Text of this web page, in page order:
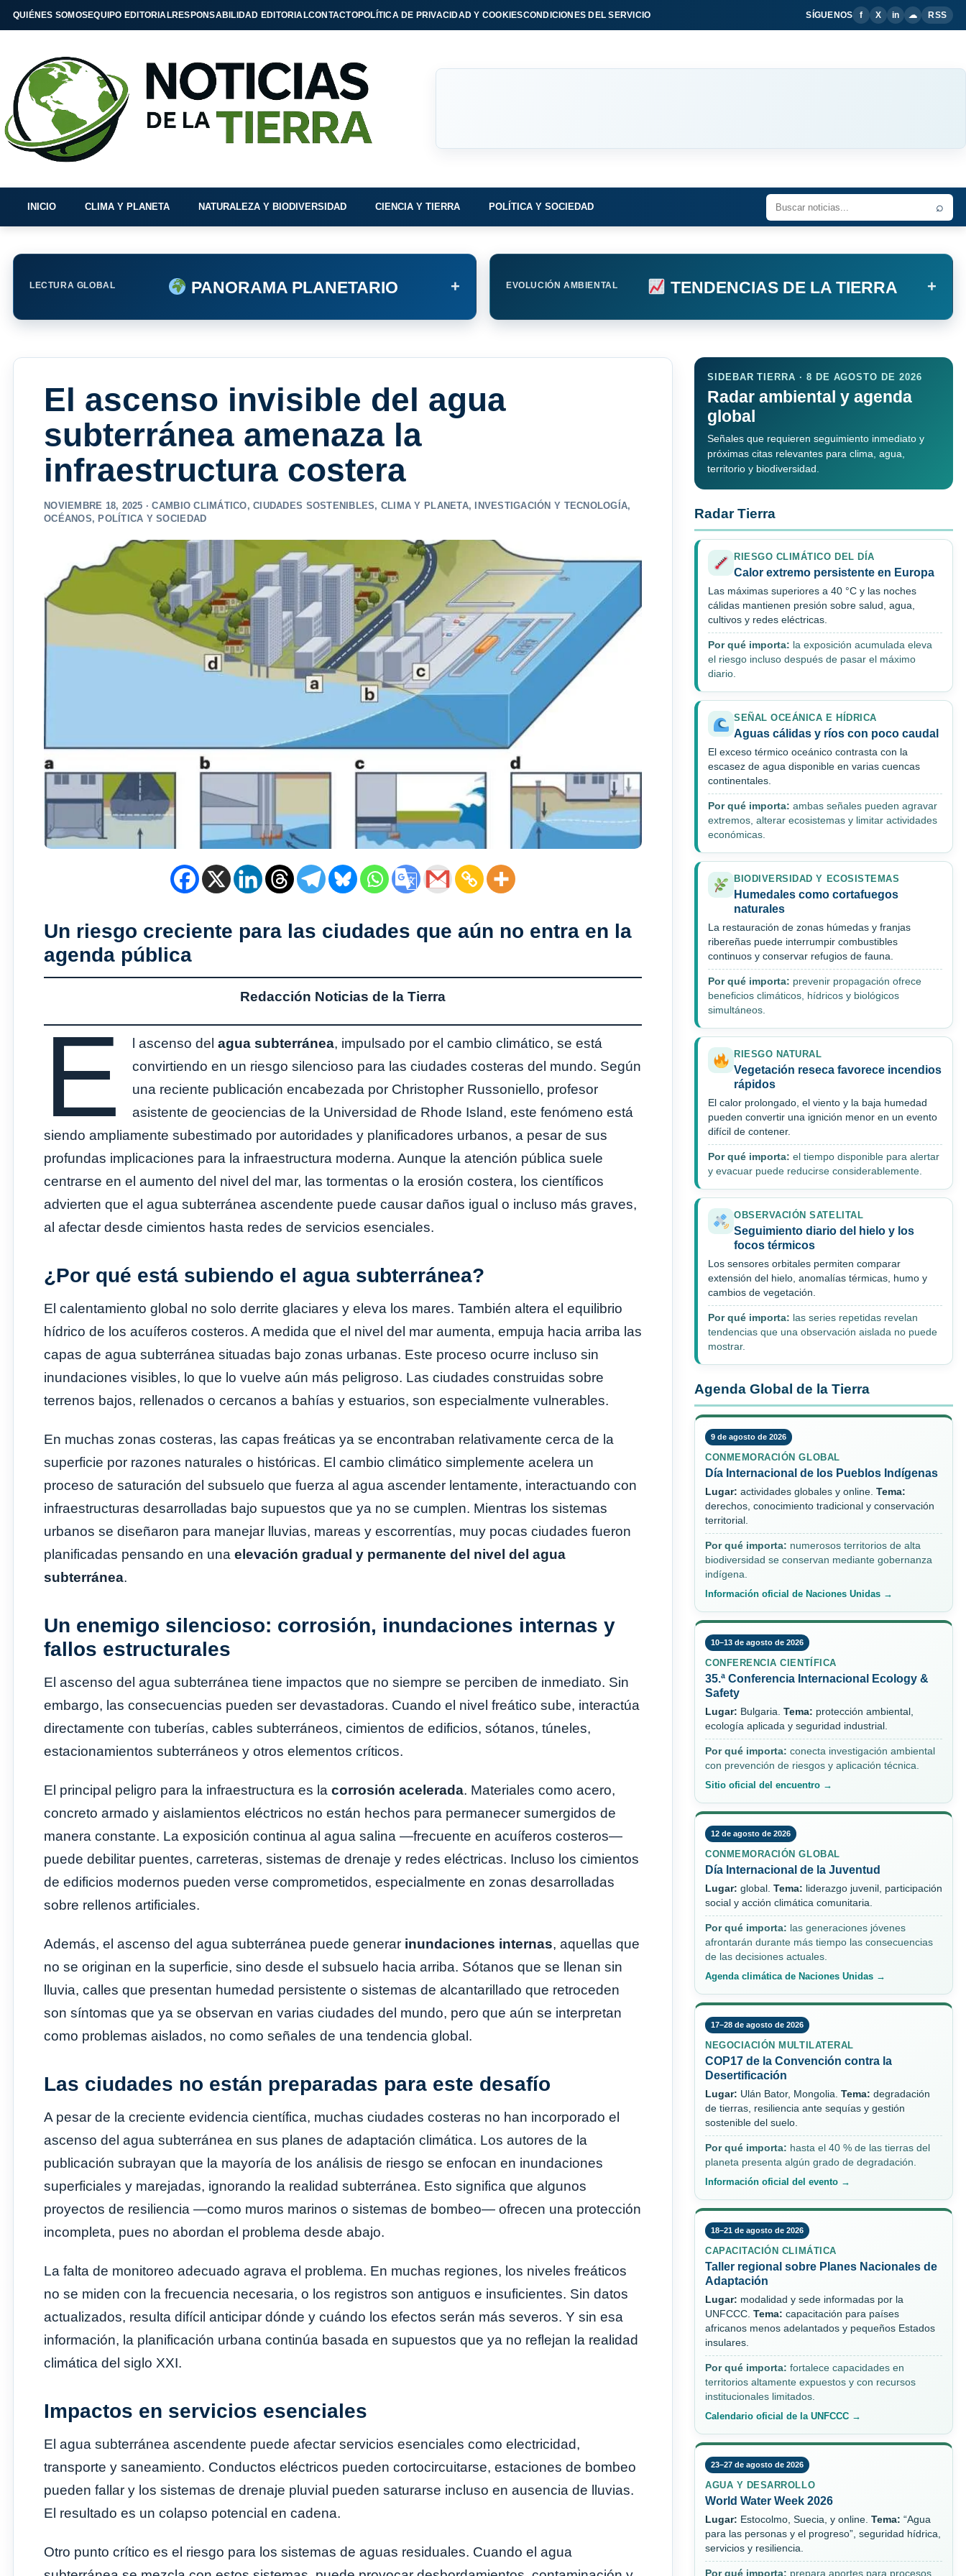
QUIÉNES SOMOSEQUIPO EDITORIALRESPONSABILIDAD EDITORIALCONTACTOPOLÍTICA DE PRIVACIDAD Y COOKIESCONDICIONES DEL SERVICIO SÍGUENOS f X in ☁ RSS
INICIO CLIMA Y PLANETA NATURALEZA Y BIODIVERSIDAD CIENCIA Y TIERRA POLÍTICA Y SOCIEDAD ⌕
LECTURA GLOBAL PANORAMA PLANETARIO + EVOLUCIÓN AMBIENTAL TENDENCIAS DE LA TIERRA +
El ascenso invisible del agua
subterránea amenaza la
infraestructura costera
NOVIEMBRE 18, 2025 ·CAMBIO CLIMÁTICO,CIUDADES SOSTENIBLES, CLIMA Y PLANETA, INVESTIGACIÓN Y TECNOLOGÍA,
OCÉANOS, POLÍTICA Y SOCIEDAD
Un riesgo creciente para las ciudades que aún no entra en la
agenda pública
Redacción Noticias de la Tierra
E l ascenso del agua subterránea, impulsado por el cambio climático, se está
convirtiendo en un riesgo silencioso para las ciudades costeras del mundo. Según
una reciente publicación encabezada por Christopher Russoniello, profesor
asistente de geociencias de la Universidad de Rhode Island, este fenómeno está
siendo ampliamente subestimado por autoridades y planificadores urbanos, a pesar de sus
profundas implicaciones para la infraestructura moderna. Aunque la atención pública suele
centrarse en el aumento del nivel del mar, las tormentas o la erosión costera, los científicos
advierten que el agua subterránea ascendente puede causar daños igual o incluso más graves,
al afectar desde cimientos hasta redes de servicios esenciales.
¿Por qué está subiendo el agua subterránea?
El calentamiento global no solo derrite glaciares y eleva los mares. También altera el equilibrio
hídrico de los acuíferos costeros. A medida que el nivel del mar aumenta, empuja hacia arriba las
capas de agua subterránea situadas bajo zonas urbanas. Este proceso ocurre incluso sin
inundaciones visibles, lo que lo vuelve aún más peligroso. Las ciudades construidas sobre
terrenos bajos, rellenados o cercanos a bahías y estuarios, son especialmente vulnerables.
En muchas zonas costeras, las capas freáticas ya se encontraban relativamente cerca de la
superficie por razones naturales o históricas. El cambio climático simplemente acelera un
proceso de saturación del subsuelo que fuerza al agua ascender lentamente, interactuando con
infraestructuras desarrolladas bajo supuestos que ya no se cumplen. Mientras los sistemas
urbanos se diseñaron para manejar lluvias, mareas y escorrentías, muy pocas ciudades fueron
planificadas pensando en una elevación gradual y permanente del nivel del agua
subterránea.
Un enemigo silencioso: corrosión, inundaciones internas y
fallos estructurales
El ascenso del agua subterránea tiene impactos que no siempre se perciben de inmediato. Sin
embargo, las consecuencias pueden ser devastadoras. Cuando el nivel freático sube, interactúa
directamente con tuberías, cables subterráneos, cimientos de edificios, sótanos, túneles,
estacionamientos subterráneos y otros elementos críticos.
El principal peligro para la infraestructura es la corrosión acelerada. Materiales como acero,
concreto armado y aislamientos eléctricos no están hechos para permanecer sumergidos de
manera constante. La exposición continua al agua salina —frecuente en acuíferos costeros—
puede debilitar puentes, carreteras, sistemas de drenaje y redes eléctricas. Incluso los cimientos
de edificios modernos pueden verse comprometidos, especialmente en zonas desarrolladas
sobre rellenos artificiales.
Además, el ascenso del agua subterránea puede generar inundaciones internas, aquellas que
no se originan en la superficie, sino desde el subsuelo hacia arriba. Sótanos que se llenan sin
lluvia, calles que presentan humedad persistente o sistemas de alcantarillado que retroceden
son síntomas que ya se observan en varias ciudades del mundo, pero que aún se interpretan
como problemas aislados, no como señales de una tendencia global.
Las ciudades no están preparadas para este desafío
A pesar de la creciente evidencia científica, muchas ciudades costeras no han incorporado el
ascenso del agua subterránea en sus planes de adaptación climática. Los autores de la
publicación subrayan que la mayoría de los análisis de riesgo se enfocan en inundaciones
superficiales y marejadas, ignorando la realidad subterránea. Esto significa que algunos
proyectos de resiliencia —como muros marinos o sistemas de bombeo— ofrecen una protección
incompleta, pues no abordan el problema desde abajo.
La falta de monitoreo adecuado agrava el problema. En muchas regiones, los niveles freáticos
no se miden con la frecuencia necesaria, o los registros son antiguos e insuficientes. Sin datos
actualizados, resulta difícil anticipar dónde y cuándo los efectos serán más severos. Y sin esa
información, la planificación urbana continúa basada en supuestos que ya no reflejan la realidad
climática del siglo XXI.
Impactos en servicios esenciales
El agua subterránea ascendente puede afectar servicios esenciales como electricidad,
transporte y saneamiento. Conductos eléctricos pueden cortocircuitarse, estaciones de bombeo
pueden fallar y los sistemas de drenaje pluvial pueden saturarse incluso en ausencia de lluvias.
El resultado es un colapso potencial en cadena.
Otro punto crítico es el riesgo para los sistemas de aguas residuales. Cuando el agua
SIDEBAR TIERRA · 8 DE AGOSTO DE 2026
Radar ambiental y agenda
global
Señales que requieren seguimiento inmediato y
próximas citas relevantes para clima, agua,
territorio y biodiversidad.
Radar Tierra
RIESGO CLIMÁTICO DEL DÍA
Calor extremo persistente en Europa
Las máximas superiores a 40 °C y las noches
cálidas mantienen presión sobre salud, agua,
cultivos y redes eléctricas.
Por qué importa: la exposición acumulada eleva
el riesgo incluso después de pasar el máximo
diario.
SEÑAL OCEÁNICA E HÍDRICA
Aguas cálidas y ríos con poco caudal
El exceso térmico oceánico contrasta con la
escasez de agua disponible en varias cuencas
continentales.
Por qué importa: ambas señales pueden agravar
extremos, alterar ecosistemas y limitar actividades
económicas.
BIODIVERSIDAD Y ECOSISTEMAS
Humedales como cortafuegos
naturales
La restauración de zonas húmedas y franjas
ribereñas puede interrumpir combustibles
continuos y conservar refugios de fauna.
Por qué importa: prevenir propagación ofrece
beneficios climáticos, hídricos y biológicos
simultáneos.
RIESGO NATURAL
Vegetación reseca favorece incendios
rápidos
El calor prolongado, el viento y la baja humedad
pueden convertir una ignición menor en un evento
difícil de contener.
Por qué importa: el tiempo disponible para alertar
y evacuar puede reducirse considerablemente.
OBSERVACIÓN SATELITAL
Seguimiento diario del hielo y los
focos térmicos
Los sensores orbitales permiten comparar
extensión del hielo, anomalías térmicas, humo y
cambios de vegetación.
Por qué importa: las series repetidas revelan
tendencias que una observación aislada no puede
mostrar.
Agenda Global de la Tierra
9 de agosto de 2026
CONMEMORACIÓN GLOBAL
Día Internacional de los Pueblos Indígenas
Lugar: actividades globales y online. Tema:
derechos, conocimiento tradicional y conservación
territorial.
Por qué importa: numerosos territorios de alta
biodiversidad se conservan mediante gobernanza
indígena.
Información oficial de Naciones Unidas →
10–13 de agosto de 2026
CONFERENCIA CIENTÍFICA
35.ª Conferencia Internacional Ecology &
Safety
Lugar: Bulgaria. Tema: protección ambiental,
ecología aplicada y seguridad industrial.
Por qué importa: conecta investigación ambiental
con prevención de riesgos y aplicación técnica.
Sitio oficial del encuentro →
12 de agosto de 2026
CONMEMORACIÓN GLOBAL
Día Internacional de la Juventud
Lugar: global. Tema: liderazgo juvenil, participación
social y acción climática comunitaria.
Por qué importa: las generaciones jóvenes
afrontarán durante más tiempo las consecuencias
de las decisiones actuales.
Agenda climática de Naciones Unidas →
17–28 de agosto de 2026
NEGOCIACIÓN MULTILATERAL
COP17 de la Convención contra la
Desertificación
Lugar: Ulán Bator, Mongolia. Tema: degradación
de tierras, resiliencia ante sequías y gestión
sostenible del suelo.
Por qué importa: hasta el 40 % de las tierras del
planeta presenta algún grado de degradación.
Información oficial del evento →
18–21 de agosto de 2026
CAPACITACIÓN CLIMÁTICA
Taller regional sobre Planes Nacionales de
Adaptación
Lugar: modalidad y sede informadas por la
UNFCCC. Tema: capacitación para países
africanos menos adelantados y pequeños Estados
insulares.
Por qué importa: fortalece capacidades en
territorios altamente expuestos y con recursos
institucionales limitados.
Calendario oficial de la UNFCCC →
23–27 de agosto de 2026
AGUA Y DESARROLLO
World Water Week 2026
Lugar: Estocolmo, Suecia, y online. Tema: “Agua
para las personas y el progreso”, seguridad hídrica,
servicios y resiliencia.
Por qué importa: prepara aportes para procesos